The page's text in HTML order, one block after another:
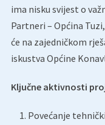
ima nisku svijest o
Partneri – Općina
će na zajedničkom
iskustva Općine
Ključne aktivnosti
Povećanje